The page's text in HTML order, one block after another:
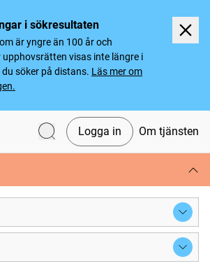
i sökresultaten
är yngre än 100 år och
visas inte längre i
söker på distans. Läs mer om
Logga in Om tjänsten